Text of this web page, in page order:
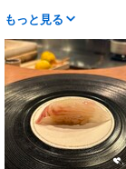
もっと見る